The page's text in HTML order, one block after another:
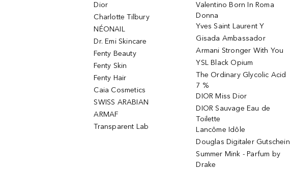
Dior
Charlotte Tilbury
NÉONAIL
Dr. Emi Skincare
Fenty Beauty
Fenty Skin
Fenty Hair
Caia Cosmetics
SWISS ARABIAN
ARMAF
Transparent Lab
Valentino Born In Roma
Donna
Yves Saint Laurent Y
Gisada Ambassador
Armani Stronger With You
YSL Black Opium
The Ordinary Glycolic Acid
7 %
DIOR Miss Dior
DIOR Sauvage Eau de
Toilette
Lancôme Idôle
Douglas Digitaler Gutschein
Summer Mink - Parfum by
Drake